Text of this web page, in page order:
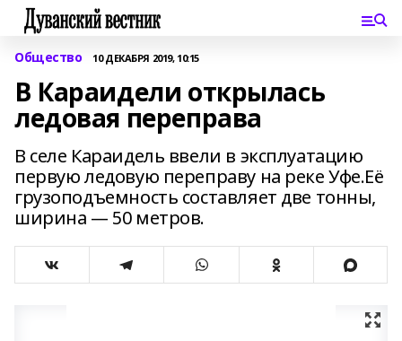
Общество 10 ДЕКАБРЯ 2019, 10:15
В Караидели открылась
ледовая переправа
В селе Караидель ввели в эксплуатацию
первую ледовую переправу на реке Уфе.Её
грузоподъемность составляет две тонны,
ширина — 50 метров.